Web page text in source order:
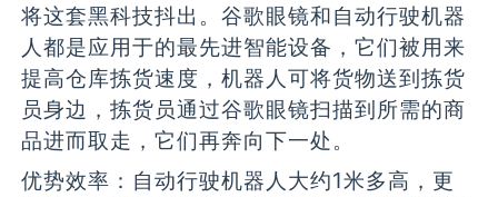
将这套黑科技抖出。谷歌眼镜和自动行驶机器
人都是应用于的最先进智能设备，它们被用来
提高仓库拣货速度，机器人可将货物送到拣货
员身边，拣货员通过谷歌眼镜扫描到所需的商
品进而取走，它们再奔向下一处。
优势效率：自动行驶机器人大约1米多高，更